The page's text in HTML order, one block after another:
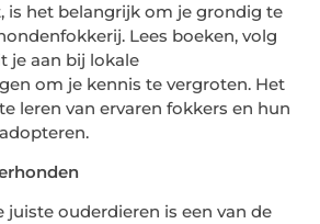
is het belangrijk om je grondig te
Lees boeken, volg
je aan bij lokale
om je kennis te vergroten. Het
leren van ervaren fokkers en hun
juiste ouderdieren is een van de